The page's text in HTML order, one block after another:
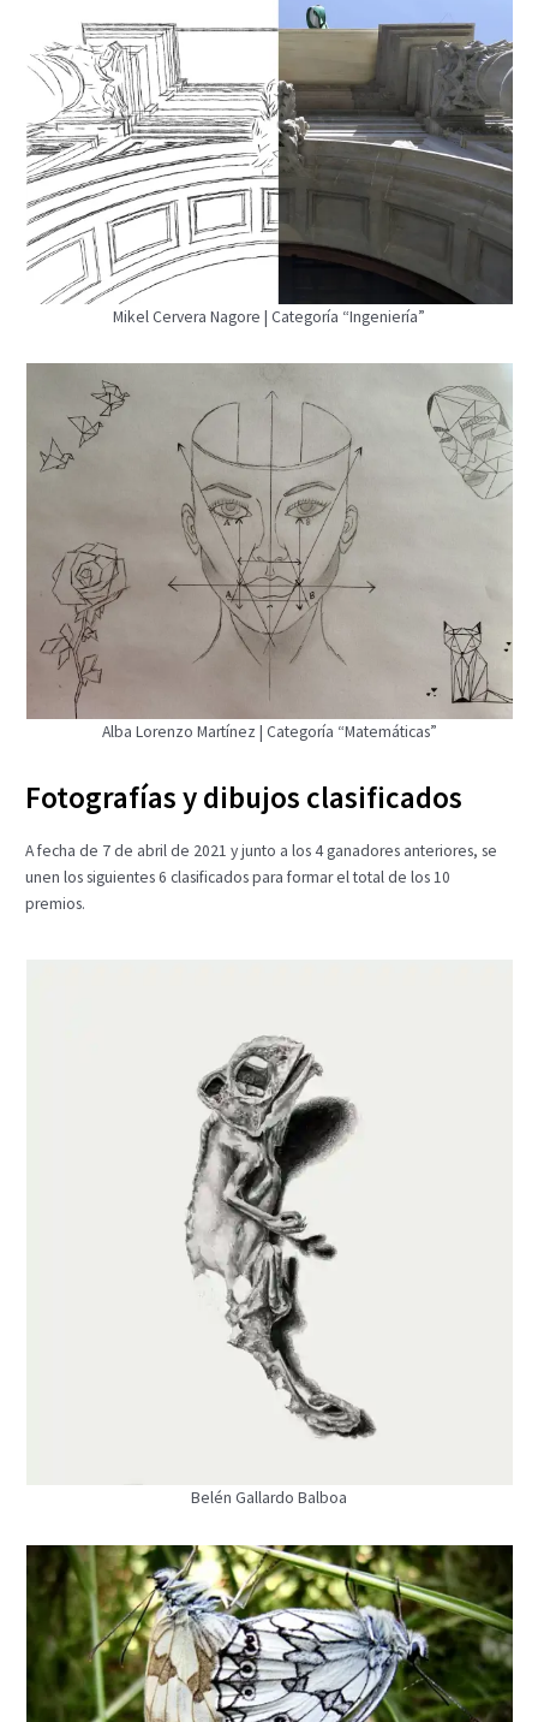
Mikel Cervera Nagore | Categoría “Ingeniería”
Alba Lorenzo Martínez | Categoría “Matemáticas”
Fotografías y dibujos clasificados
A fecha de 7 de abril de 2021 y junto a los 4 ganadores anteriores, se
unen los siguientes 6 clasificados para formar el total de los 10
premios.
Belén Gallardo Balboa